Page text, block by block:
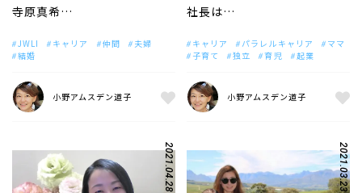
寺原真希…
JWLI キャリア 仲間
夫婦
結婚
小野アムスデン道子
社長は…
キャリア パラレルキャリア
ママ
子育て
独立 育児 起業
小野アムスデン道子
2021.04.28 2021.03.23